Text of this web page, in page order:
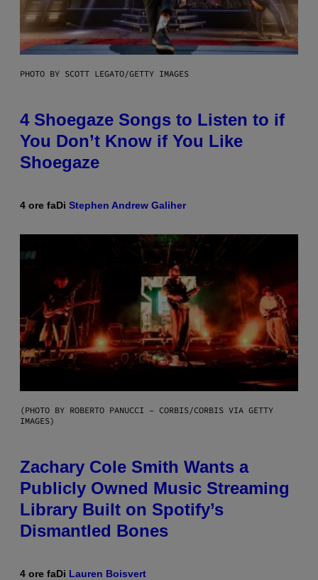
PHOTO BY SCOTT LEGATO/GETTY IMAGES
4 Shoegaze Songs to Listen to if
You Don’t Know if You Like
Shoegaze
4 ore faDi Stephen Andrew Galiher
(PHOTO BY ROBERTO PANUCCI – CORBIS/CORBIS VIA GETTY
IMAGES)
Zachary Cole Smith Wants a
Publicly Owned Music Streaming
Library Built on Spotify’s
Dismantled Bones
4 ore faDi Lauren Boisvert